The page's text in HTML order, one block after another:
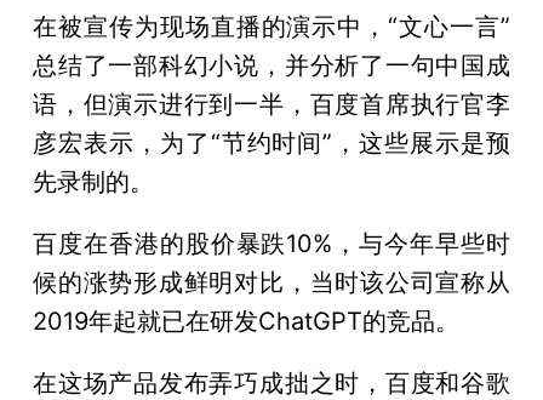
在被宣传为现场直播的演示中，“文心一言”
总结了一部科幻小说，并分析了一句中国成
语，但演示进行到一半，百度首席执行官李
彦宏表示，为了“节约时间”，这些展示是预
先录制的。
百度在香港的股价暴跌10%，与今年早些时
候的涨势形成鲜明对比，当时该公司宣称从
2019年起就已在研发ChatGPT的竞品。
在这场产品发布弄巧成拙之时，百度和谷歌